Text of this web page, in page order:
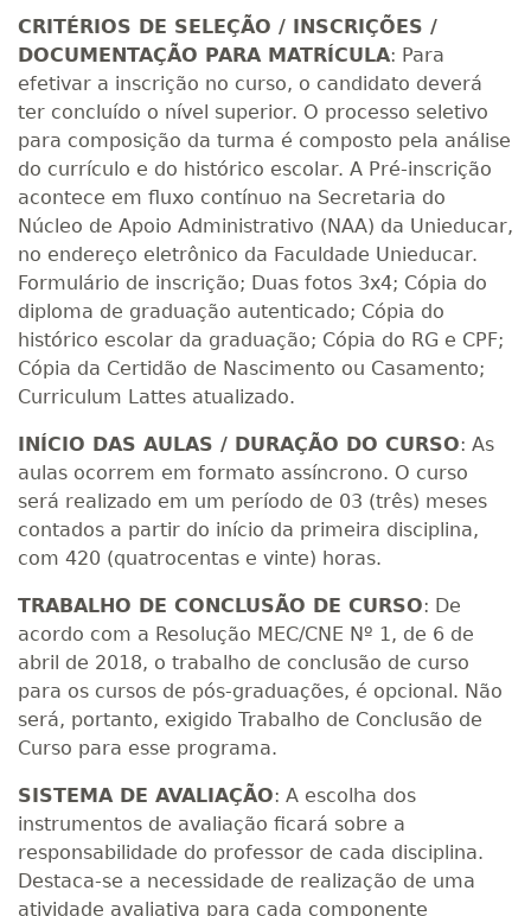
CRITÉRIOS DE SELEÇÃO / INSCRIÇÕES /
DOCUMENTAÇÃO PARA MATRÍCULA: Para
efetivar a inscrição no curso, o candidato deverá
ter concluído o nível superior. O processo seletivo
para composição da turma é composto pela análise
do currículo e do histórico escolar. A Pré-inscrição
acontece em fluxo contínuo na Secretaria do
Núcleo de Apoio Administrativo (NAA) da Unieducar,
no endereço eletrônico da Faculdade Unieducar.
Formulário de inscrição; Duas fotos 3x4; Cópia do
diploma de graduação autenticado; Cópia do
histórico escolar da graduação; Cópia do RG e CPF;
Cópia da Certidão de Nascimento ou Casamento;
Curriculum Lattes atualizado.
INÍCIO DAS AULAS / DURAÇÃO DO CURSO: As
aulas ocorrem em formato assíncrono. O curso
será realizado em um período de 03 (três) meses
contados a partir do início da primeira disciplina,
com 420 (quatrocentas e vinte) horas.
TRABALHO DE CONCLUSÃO DE CURSO: De
acordo com a Resolução MEC/CNE Nº 1, de 6 de
abril de 2018, o trabalho de conclusão de curso
para os cursos de pós-graduações, é opcional. Não
será, portanto, exigido Trabalho de Conclusão de
Curso para esse programa.
SISTEMA DE AVALIAÇÃO: A escolha dos
instrumentos de avaliação ficará sobre a
responsabilidade do professor de cada disciplina.
Destaca-se a necessidade de realização de uma
atividade avaliativa para cada componente